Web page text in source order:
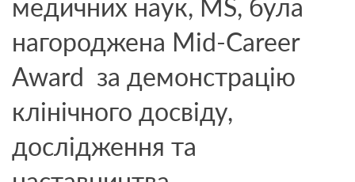
медичних наук, MS, була
нагороджена Mid-Career
Award за демонстрацію
клінічного досвіду,
дослідження та